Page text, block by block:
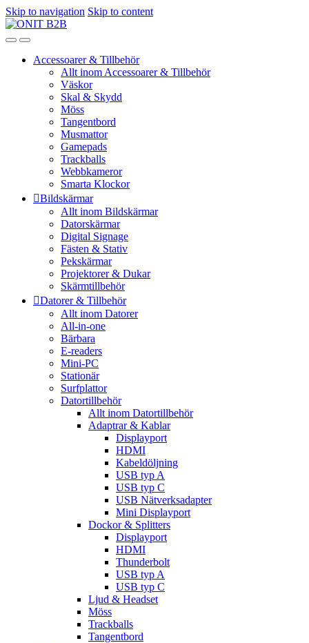
Skip to navigation Skip to content
Accessoarer & Tillbehör
Allt inom Accessoarer & Tillbehör
Väskor
Skal & Skydd
Möss
Tangentbord
Musmattor
Gamepads
Trackballs
Webbkameror
Smarta Klockor
Bildskärmar
Allt inom Bildskärmar
Datorskärmar
Digital Signage
Fästen & Stativ
Pekskärmar
Projektorer & Dukar
Skärmtillbehör
Datorer & Tillbehör
Allt inom Datorer
All-in-one
Bärbara
E-readers
Mini-PC
Stationär
Surfplattor
Datortillbehör
Allt inom Datortillbehör
Adaptrar & Kablar
Displayport
HDMI
Kabeldöljning
USB typ A
USB typ C
USB Nätverksadapter
Mini Displayport
Dockor & Splitters
Displayport
HDMI
Thunderbolt
USB typ A
USB typ C
Ljud & Headset
Möss
Trackballs
Tangentbord